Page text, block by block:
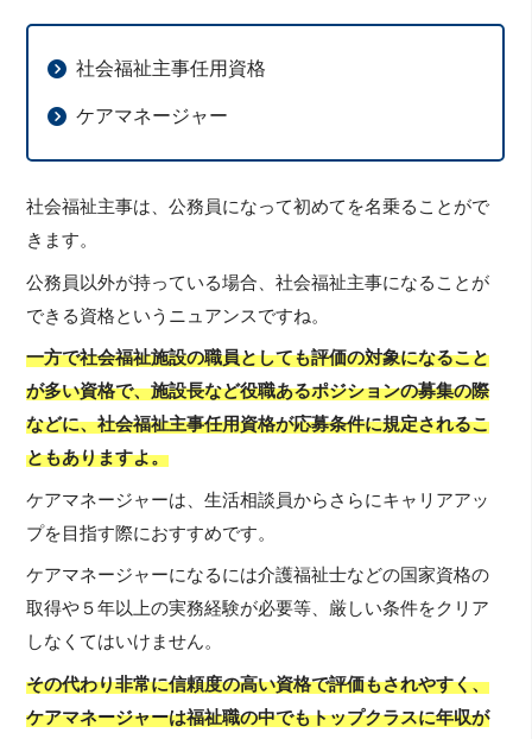
社会福祉主事任用資格
ケアマネージャー
社会福祉主事は、公務員になって初めてを名乗ることがで
きます。
公務員以外が持っている場合、社会福祉主事になることが
できる資格というニュアンスですね。
一方で社会福祉施設の職員としても評価の対象になること
が多い資格で、施設長など役職あるポジションの募集の際
などに、社会福祉主事任用資格が応募条件に規定されるこ
ともありますよ。
ケアマネージャーは、生活相談員からさらにキャリアアッ
プを目指す際におすすめです。
ケアマネージャーになるには介護福祉士などの国家資格の
取得や５年以上の実務経験が必要等、厳しい条件をクリア
しなくてはいけません。
その代わり非常に信頼度の高い資格で評価もされやすく、
ケアマネージャーは福祉職の中でもトップクラスに年収が